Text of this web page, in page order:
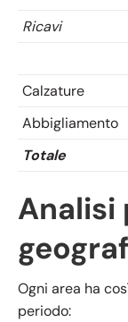
Ricavi
Calzature
Abbigliamento
Totale
Analisi
Ogni area ha
periodo: